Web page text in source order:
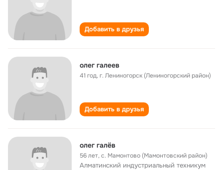
Добавить в друзья
олег галеев
41 год,г. Лениногорск (Лениногорский район)
Добавить в друзья
олег галёв
56 лет,с. Мамонтово (Мамонтовский район)
Алматинский индустриальный техникум